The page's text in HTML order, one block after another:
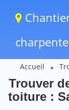
charpente
Accueil
Trouver
toiture :